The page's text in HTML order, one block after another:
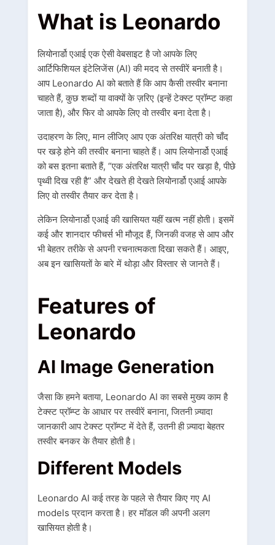
What is Leonardo
लियोनार्डो एआईएक ऐसी वेबसाइट है जो आपके लिए
आर्टिफिशियल इंटेलिजेंस (AI) की मदद से तस्वीरें बनाती है।
आप Leonardo AIको बताते हैं कि आप कैसी तस्वीर बनाना
चाहते हैं, कुछ शब्दों या वाक्यों के ज़रिए (इन्हें टेक्स्ट प्रॉम्प्ट कहा
जाता है), और फिर वो आपके लिए वो तस्वीर बना देता है।
उदाहरण के लिए, मान लीजिए आप एक अंतरिक्ष यात्री को चाँद
पर खड़े होने की तस्वीर बनाना चाहते हैं। आपलियोनार्डो एआई
को बस इतना बताते हैं, “एक अंतरिक्ष यात्री चाँद पर खड़ा है, पीछे
पृथ्वी दिख रही है” और देखते ही देखतेलियोनार्डो एआई आपके
लिए वो तस्वीर तैयार कर देता है।
लेकिनलियोनार्डो एआईकी खासियत यहीं खत्म नहीं होती। इसमें
कई और शानदार फीचर्स भी मौजूद हैं, जिनकी वजह से आप और
भी बेहतर तरीके से अपनी रचनात्मकता दिखा सकते हैं। आइए,
अब इन खासियतों के बारे में थोड़ा और विस्तार से जानते हैं।
Features of
Leonardo
AI Image Generation
जैसा कि हमने बताया, Leonardo AIका सबसे मुख्य काम है
टेक्स्ट प्रॉम्प्ट के आधार पर तस्वीरें बनाना, जितनी ज़्यादा
जानकारी आप टेक्स्ट प्रॉम्प्ट में देते हैं, उतनी ही ज़्यादा बेहतर
तस्वीर बनकर के तैयार होती है।
Different Models
Leonardo AIकई तरह के पहले से तैयार किए गए AI
models प्रदान करता है। हर मॉडल की अपनी अलग
खासियत होती है।